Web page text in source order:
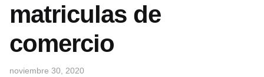
matriculas de
comercio
noviembre 30, 2020